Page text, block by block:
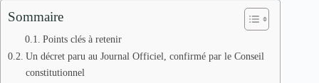
Sommaire
Points clés à retenir
Un décret paru au Journal Officiel, confirmé par le Conseil
constitutionnel